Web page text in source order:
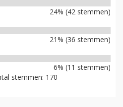
24% (42 stemmen)
21% (36 stemmen)
6% (11 stemmen)
stemmen: 170